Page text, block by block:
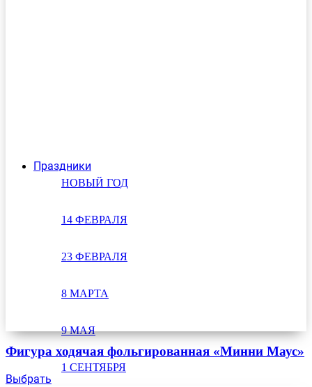
Праздники
НОВЫЙ ГОД
14 ФЕВРАЛЯ
23 ФЕВРАЛЯ
8 МАРТА
9 МАЯ
1 СЕНТЯБРЯ
Фигура ходячая фольгированная «Минни Маус»
Выбрать